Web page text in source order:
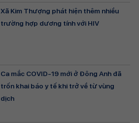
Xã Kim Thượng phát hiện thêm nhiều
trường hợp dương tính với HIV
Ca mắc COVID-19 mới ở Đông Anh đã
trốn khai báo y tế khi trở về từ vùng
dịch